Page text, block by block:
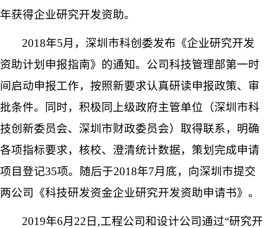
年获得企业研究开发资助。
2018年5月，深圳市科创委发布《企业研究开发
资助计划申报指南》的通知。公司科技管理部第一时
间启动申报工作，按照新要求认真研读申报政策、审
批条件。同时，积极同上级政府主管单位（深圳市科
技创新委员会、深圳市财政委员会）取得联系，明确
各项指标要求，核校、澄清统计数据，策划完成申请
项目登记35项。随后于2018年7月底，向深圳市提交
两公司《科技研发资金企业研究开发资助申请书》。
2019年6月 22 日 ,工程公司和设计公司通过“研究开